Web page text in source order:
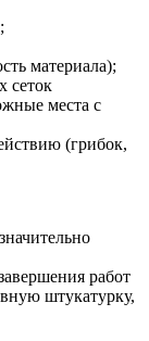
материала);
сеток
места с
(грибок,
работ
штукатурку,